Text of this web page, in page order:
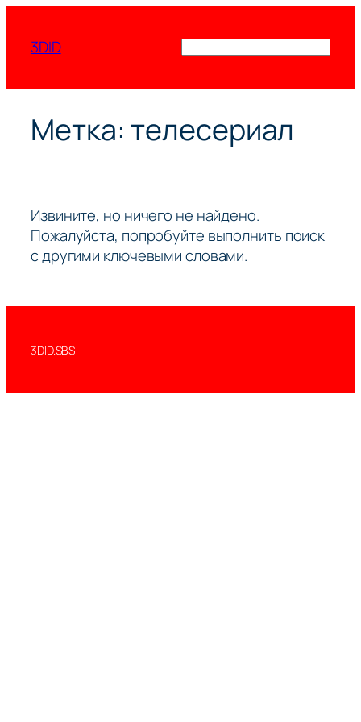
содержимому
3DID
Метка:телесериал
Извините, но ничего не найдено.
Пожалуйста, попробуйте выполнить поиск
с другими ключевыми словами.
3DID.SBS